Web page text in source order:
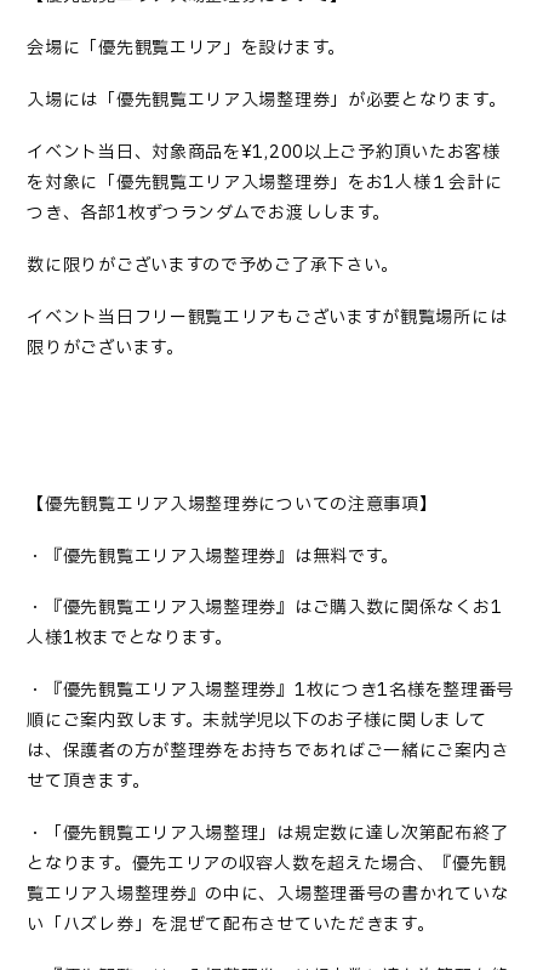
会場に「優先観覧エリア」を設けます。
入場には「優先観覧エリア入場整理券」が必要となります。
イベント当日、対象商品を¥1,200以上ご予約頂いたお客様
を対象に「優先観覧エリア入場整理券」をお1人様１会計に
つき、各部1枚ずつランダムでお渡しします。
数に限りがございますので予めご了承下さい。
イベント当日フリー観覧エリアもございますが観覧場所には
限りがございます。
【優先観覧エリア入場整理券についての注意事項】
・『優先観覧エリア入場整理券』は無料です。
・『優先観覧エリア入場整理券』はご購入数に関係なくお1
人様1枚までとなります。
・『優先観覧エリア入場整理券』 1枚につき1名様を整理番号
順にご案内致します。未就学児以下のお子様に関しまして
は、保護者の方が整理券をお持ちであればご一緒にご案内さ
せて頂きます。
・「優先観覧エリア入場整理」は規定数に達し次第配布終了
となります。優先エリアの収容人数を超えた場合、『優先観
覧エリア入場整理券』の中に、入場整理番号の書かれていな
い「ハズレ券」を混ぜて配布させていただきます。